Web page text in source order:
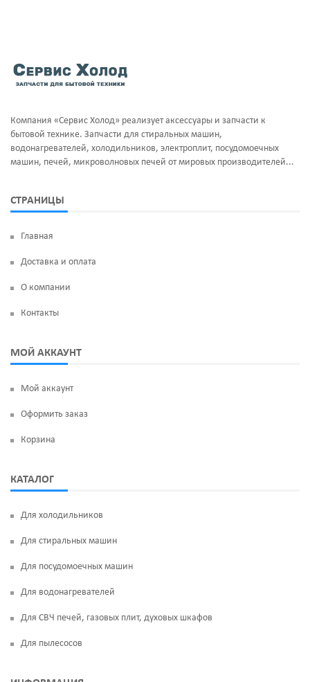
Компания «Сервис Холод» реализует аксессуары и запчасти к
бытовой технике. Запчасти для стиральных машин,
водонагревателей, холодильников, электроплит, посудомоечных
машин, печей, микроволновых печей от мировых производителей...
СТРАНИЦЫ
Главная
Доставка и оплата
О компании
Контакты
МОЙ АККАУНТ
Мой аккаунт
Оформить заказ
Корзина
КАТАЛОГ
Для холодильников
Для стиральных машин
Для посудомоечных машин
Для водонагревателей
Для СВЧ печей, газовых плит, духовых шкафов
Для пылесосов